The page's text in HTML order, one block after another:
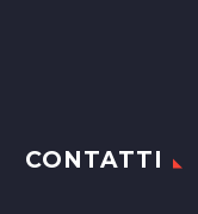
CONTATTI